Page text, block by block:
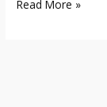
Read More »